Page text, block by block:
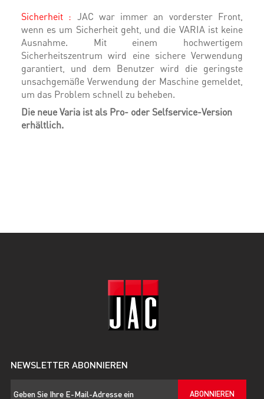
Sicherheit : JAC war immer an vorderster Front,
wenn es um Sicherheit geht, und die VARIA ist keine
Ausnahme. Mit einem hochwertigem
Sicherheitszentrum wird eine sichere Verwendung
garantiert, und dem Benutzer wird die geringste
unsachgemäße Verwendung der Maschine gemeldet,
um das Problem schnell zu beheben.
Die neue Varia ist als Pro- oder Selfservice-Version
erhältlich.
NEWSLETTER ABONNIEREN
ABONNIEREN